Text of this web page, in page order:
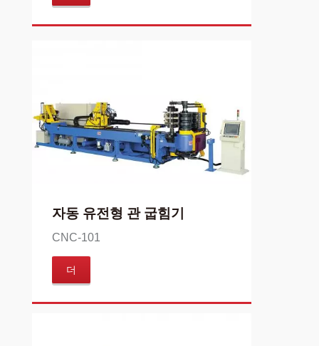
자동 유전형 관 굽힘기
CNC-101
더